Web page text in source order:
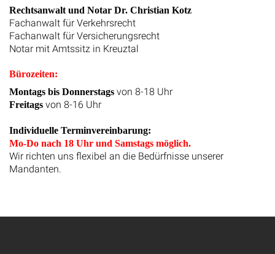
Rechtsanwalt und Notar Dr. Christian Kotz
Fachanwalt für Verkehrsrecht
Fachanwalt für Versicherungsrecht
Notar mit Amtssitz in Kreuztal
Bürozeiten:
Montags bis Donnerstags von 8-18 Uhr
Freitags von 8-16 Uhr
Individuelle Terminvereinbarung:
Mo-Do nach 18 Uhr und Samstags möglich.
Wir richten uns flexibel an die Bedürfnisse unserer
Mandanten.